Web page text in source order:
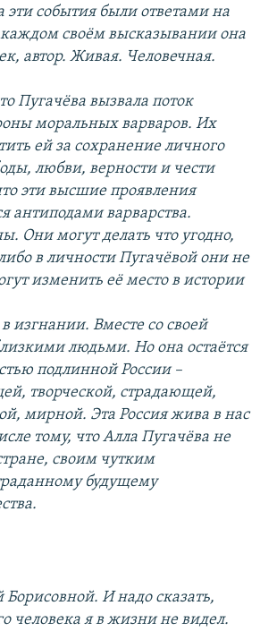
эти события были ответами на
своём высказывании она
автор. Живая. Человечная.
Пугачёва вызвала поток
моральных варваров. Их
ей за сохранение личного
любви, верности и чести
эти высшие проявления
антиподами варварства.
Они могут делать что угодно,
в личности Пугачёвой они не
изменить её место в истории
изгнании. Вместе со своей
людьми. Но она остаётся
подлинной России –
творческой, страдающей,
мирной. Эта Россия жива в нас
тому, что Алла Пугачёва не
своим чутким
будущему
Борисовной. И надо сказать,
человека я в жизни не видел.